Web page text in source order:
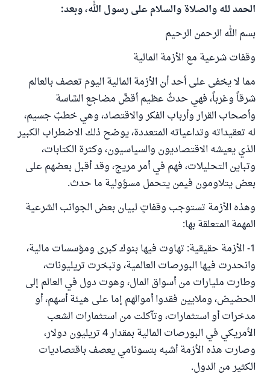
الحمد لله والصلاة والسلام على رسول الله، وبعد:
بسم الله الرحمن الرحيم
وقفات شرعية مع الأزمة المالية
مما لا يخفى على أحد أن الأزمة المالية اليوم تعصف بالعالم
شرقاً وغرباً، فهي حدثٌ عظيم أقضَّ مضاجع السَّاسة
وأصحاب القرار وأرباب الفكر والاقتصاد، وهي خطبٌ جسيم،
له تعقيداته وتداعياته المتعددة، يوضح ذلك الاضطراب الكبير
الذي يعيشه الاقتصاديون والسياسيون، وكثرة الكتابات،
وتباين التحليلات، فهم في أمر مريج، وقد أقبل بعضهم على
بعض يتلاومون فيمن يتحمل مسؤولية ما حدث.
وهذه الأزمة تستوجب وقفاتٍ لبيان بعض الجوانب الشرعية
المهمة المتعلقة بها:
1- الأزمة حقيقية: تهاوت فيها بنوك كبرى ومؤسسات مالية،
وانحدرت فيها البورصات العالمية، وتبخرت تريليونات،
وطارت مليارات من أسواق المال، وهوت دول في العالم إلى
الحضيض، وملايين فقدوا أموالهم إما على هيئة أسهم، أو
مدخرات أو استثمارات، وتآكلت من استثمارات الشعب
الأمريكي في البورصات المالية بمقدار 4 تريليون دولار،
وصارت هذه الأزمة أشبه بتسونامي يعصف باقتصاديات
الكثير من الدول.